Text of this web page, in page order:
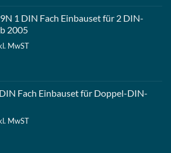
1 DIN Fach Einbauset für 2 DIN-
2005
MwST
Fach Einbauset für Doppel-DIN-
MwST